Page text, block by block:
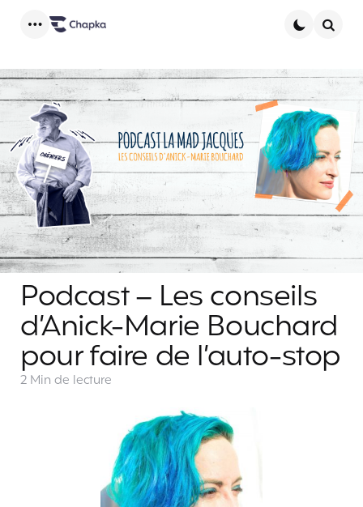
Podcast – Les conseils
d’Anick-Marie Bouchard
pour faire de l’auto-stop
2 Min de lecture